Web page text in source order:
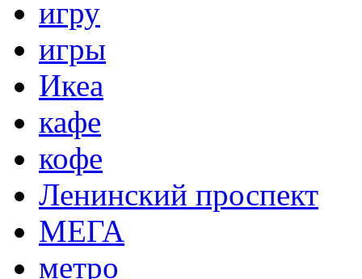
игру
игры
Икеа
кафе
кофе
Ленинский проспект
МЕГА
метро